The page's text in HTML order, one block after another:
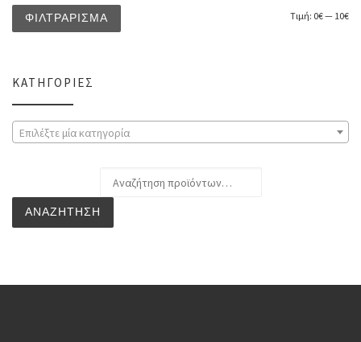
ΦΙΛΤΡΆΡΙΣΜΑ Τιμή: 0€— 10€
ΚΑΤΗΓΟΡΊΕΣ
Επιλέξτε μία κατηγορία
ΑΝΑΖΉΤΗΣΗ